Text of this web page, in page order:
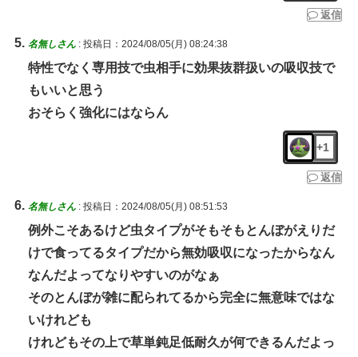
返信
名無しさん : 投稿日：2024/08/05(月) 08:24:38
特性でなく専用技で虫相手に効果抜群扱いの吸収技で
もいいと思う
おそらく強化にはならん
+1
返信
名無しさん : 投稿日：2024/08/05(月) 08:51:53
例外こそあるけど虫タイプがそもそもとんぼがえりだ
けで食ってるタイプだから無効吸収になったからなん
なんだよってなりやすいのがなぁ
そのとんぼが雑に配られてるから完全に無意味ではな
いけれども
けれどもその上で草単鈍足低耐久が何できるんだよっ